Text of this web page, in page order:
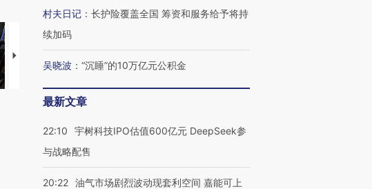
视线｜全球最热百城独占
97个 印度如何熬过48°C
38岁梅西上演帽子戏法
村夫日记 ： 长护险覆盖全国 筹资和服务给予将持
续加码
吴晓波 ： “沉睡”的10万亿元公积金
最新文章
22:10
宇树科技IPO估值600亿元 DeepSeek参
与战略配售
20:22 油气市场剧烈波动现套利空间 嘉能可上